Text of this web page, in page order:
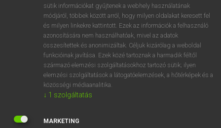
Díjmentes angol szótár arrow_forward_ios
spacecraft fn űrhajó
⚲ spacecraftkeresése szótárainkban
sütik információkat gyűjtenek a webhely használatának
módjáról, többek között arról, hogy milyen oldalakat keresett fel
és milyen linkekre kattintott. Ezek az információk a felhasználó
azonosítására nem használhatóak, mivel az adatok
összesítettek és anonimizáltak. Céljuk kizárólag a weboldal
funkcióinak javítása. Ezek közé tartoznak a harmadik féltől
származó elemzési szolgáltatásokhoz tartozó sütik; ilyen
elemzési szolgáltatások a látogatóelemzések, a hőtérképek és a
közösségi médiaanalitika.
↓ 1 szolgáltatás
MARKETING
n m , . - AltGr